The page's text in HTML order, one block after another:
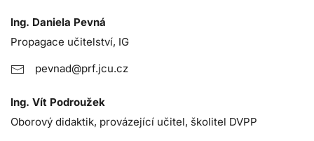
Ing. Daniela Pevná
Propagace učitelství, IG
pevnad@prf.jcu.cz
Ing. Vít Podroužek
Oborový didaktik, provázející učitel, školitel DVPP